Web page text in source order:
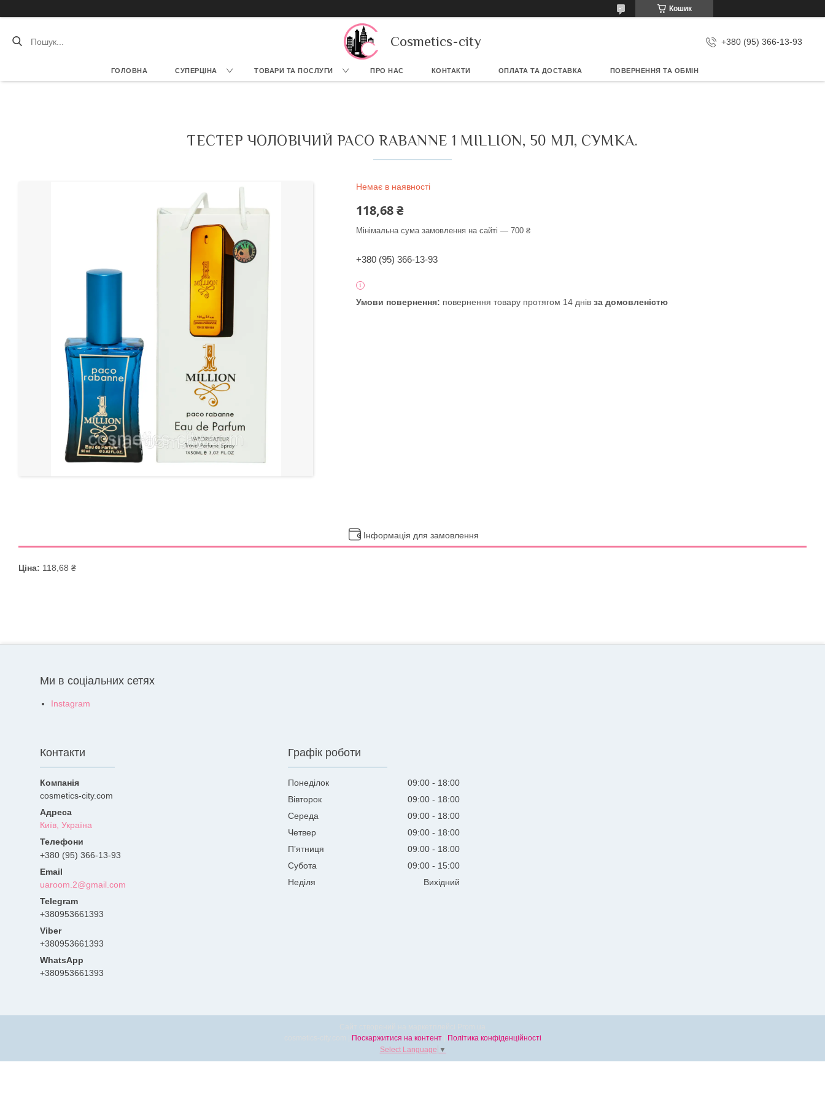
Кошик
Cosmetics-city +380 (95) 366-13-93
ГОЛОВНА СУПЕРЦІНА ТОВАРИ ТА ПОСЛУГИ ПРО НАС КОНТАКТИ ОПЛАТА ТА ДОСТАВКА ПОВЕРНЕННЯ ТА ОБМІН
ТЕСТЕР ЧОЛОВІЧИЙ PACO RABANNE 1 MILLION, 50 МЛ, СУМКА.
Немає в наявності
118,68 ₴
Мінімальна сума замовлення на сайті — 700 ₴
+380 (95) 366-13-93
повернення товару протягом 14 днів за домовленістю
Інформація для замовлення
Ціна: 118,68 ₴
Ми в соціальних сетях
Instagram
Контакти
cosmetics-city.com
Київ, Україна
+380 (95) 366-13-93
uaroom.2@gmail.com
+380953661393
+380953661393
+380953661393
Графік роботи
Понеділок 09:00
18:00
Вівторок
09:00
18:00
Середа
09:00
18:00
Четвер
09:00
18:00
Пʼятниця
09:00
18:00
Субота
09:00
15:00
Неділя
Вихідний
Поскаржитися на контент
Політика конфіденційності
Select Language ▼